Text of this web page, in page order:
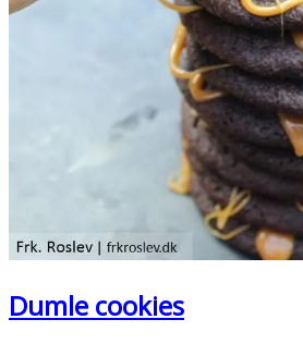
Dumle cookies